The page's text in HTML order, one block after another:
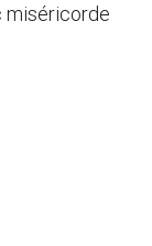
miséricorde